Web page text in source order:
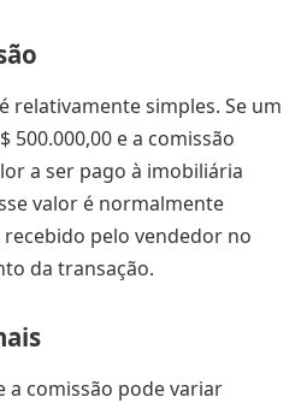
relativamente simples. Se um
500.000,00 e a comissão
a ser pago à imobiliária
valor é normalmente
pelo vendedor no
da transação.
comissão pode variar